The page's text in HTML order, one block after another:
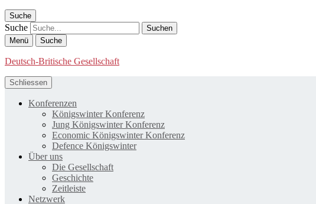
Suche
Suche
Menü Suche
Deutsch-Britische Gesellschaft
Schliessen
Konferenzen
Königswinter Konferenz
Jung Königswinter Konferenz
Economic Königswinter Konferenz
Defence Königswinter
Über uns
Die Gesellschaft
Geschichte
Zeitleiste
Netzwerk